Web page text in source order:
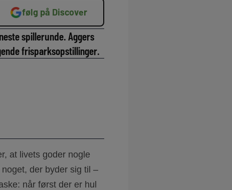
følg på Discover
spillerunde. Aggers
frisparksopstillinger.
at livets goder nogle
der byder sig til –
når først der er hul